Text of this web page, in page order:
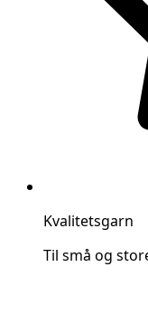
Kvalitetsgarn
Til små og